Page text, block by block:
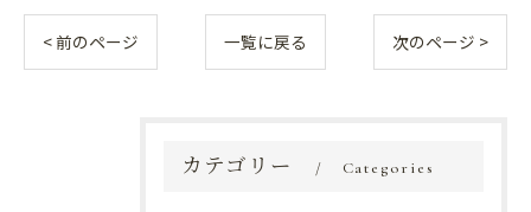
< 前のページ 一覧に戻る 次のページ >
カテゴリー Categories